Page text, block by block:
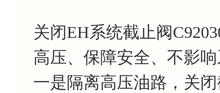
关闭EH系统截止阀
高压、保障安全、不影
一是隔离高压油路，关